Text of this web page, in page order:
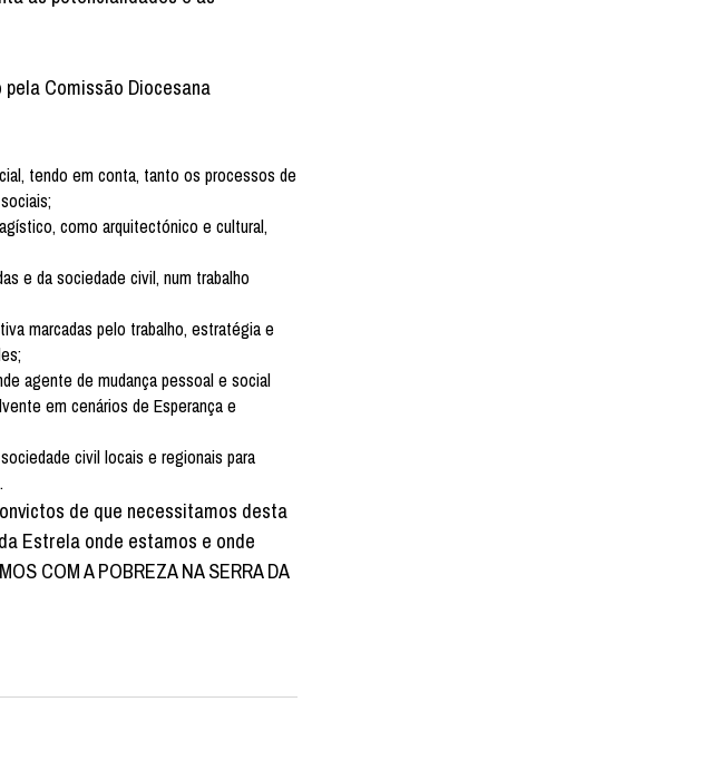
Comissão Diocesana
tendo em conta, tanto os processos de
como arquitectónico e cultural,
e da sociedade civil, num trabalho
marcadas pelo trabalho, estratégia e
agente de mudança pessoal e social
em cenários de Esperança e
civil locais e regionais para
de que necessitamos desta
Estrela onde estamos e onde
COM A POBREZA NA SERRA DA